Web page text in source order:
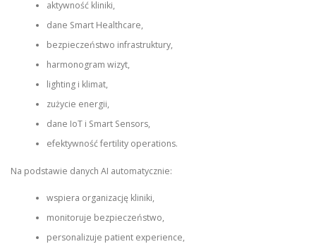
aktywność kliniki,
dane Smart Healthcare,
bezpieczeństwo infrastruktury,
harmonogram wizyt,
lighting i klimat,
zużycie energii,
dane IoT i Smart Sensors,
efektywność fertility operations.
Na podstawie danych AI automatycznie:
wspiera organizację kliniki,
monitoruje bezpieczeństwo,
personalizuje patient experience,